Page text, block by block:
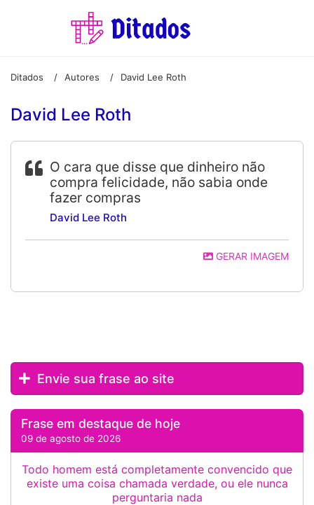
Ditados / Autores / David Lee Roth
David Lee Roth
O cara que disse que dinheiro não
compra felicidade, não sabia onde
fazer compras
David Lee Roth
GERAR IMAGEM
Envie sua frase ao site
Frase em destaque de hoje
09 de agosto de 2026
Todo homem está completamente convencido que
existe uma coisa chamada verdade, ou ele nunca
perguntaria nada